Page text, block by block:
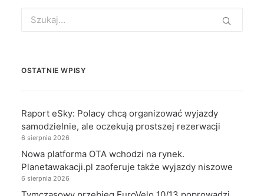
for:
OSTATNIE WPISY
Raport eSky: Polacy chcą organizować wyjazdy
samodzielnie, ale oczekują prostszej rezerwacji
6 sierpnia 2026
Nowa platforma OTA wchodzi na rynek.
Planetawakacji.pl zaoferuje także wyjazdy niszowe
6 sierpnia 2026